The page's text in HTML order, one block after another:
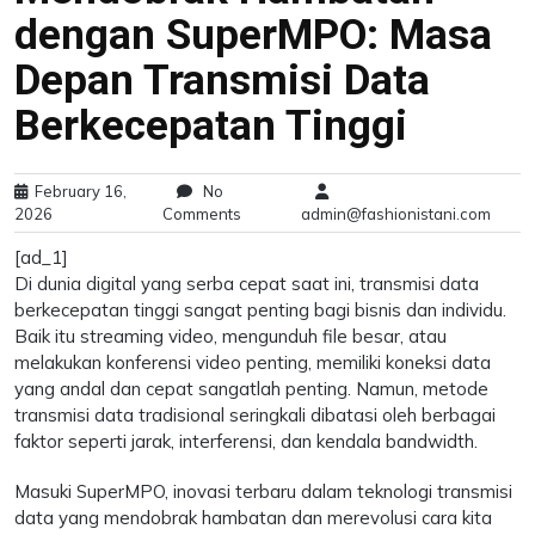
dengan SuperMPO: Masa
Depan Transmisi Data
Berkecepatan Tinggi
February 16,
2026
No
Comments
admin@fashionistani.com
[ad_1]
Di dunia digital yang serba cepat saat ini, transmisi data
berkecepatan tinggi sangat penting bagi bisnis dan individu.
Baik itu streaming video, mengunduh file besar, atau
melakukan konferensi video penting, memiliki koneksi data
yang andal dan cepat sangatlah penting. Namun, metode
transmisi data tradisional seringkali dibatasi oleh berbagai
faktor seperti jarak, interferensi, dan kendala bandwidth.
Masuki SuperMPO, inovasi terbaru dalam teknologi transmisi
data yang mendobrak hambatan dan merevolusi cara kita